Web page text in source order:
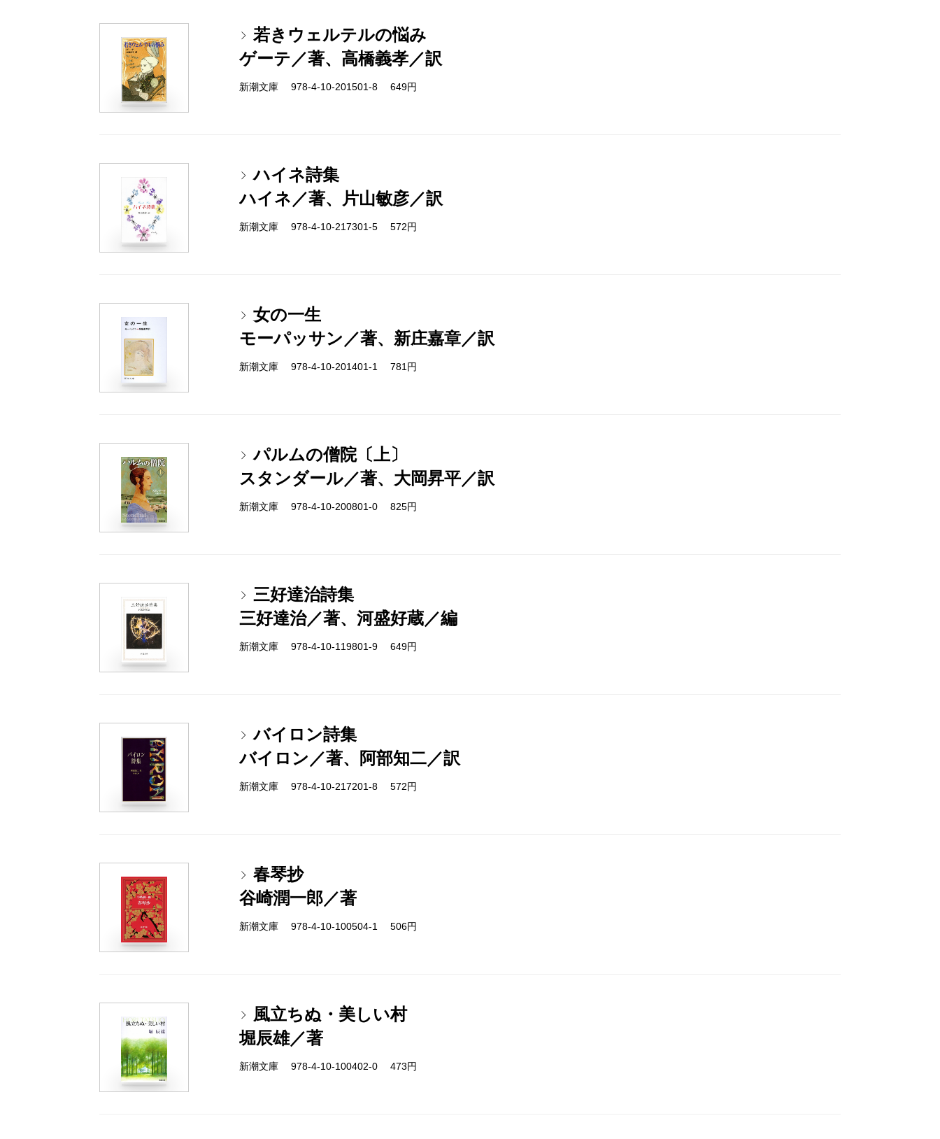
若きウェルテルの悩み
ゲーテ／著、高橋義孝／訳
新潮文庫 978-4-10-201501-8 649円
ハイネ詩集
ハイネ／著、片山敏彦／訳
新潮文庫 978-4-10-217301-5 572円
女の一生
モーパッサン／著、新庄嘉章／訳
新潮文庫 978-4-10-201401-1 781円
パルムの僧院〔上〕
スタンダール／著、大岡昇平／訳
新潮文庫 978-4-10-200801-0 825円
三好達治詩集
三好達治／著、河盛好蔵／編
新潮文庫 978-4-10-119801-9 649円
バイロン詩集
バイロン／著、阿部知二／訳
新潮文庫 978-4-10-217201-8 572円
春琴抄
谷崎潤一郎／著
新潮文庫 978-4-10-100504-1 506円
風立ちぬ・美しい村
堀辰雄／著
新潮文庫 978-4-10-100402-0 473円